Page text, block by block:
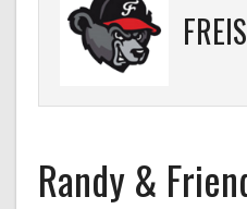
FREISING
Randy &